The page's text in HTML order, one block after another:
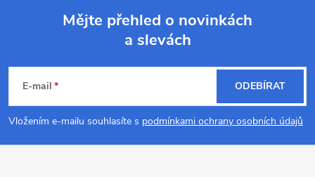
p
a
Mějte přehled o novinkách
a slevách
E-mail
Vložením e-mailu souhlasíte s podmínkami ochrany osobních údajů
ODEBÍRAT